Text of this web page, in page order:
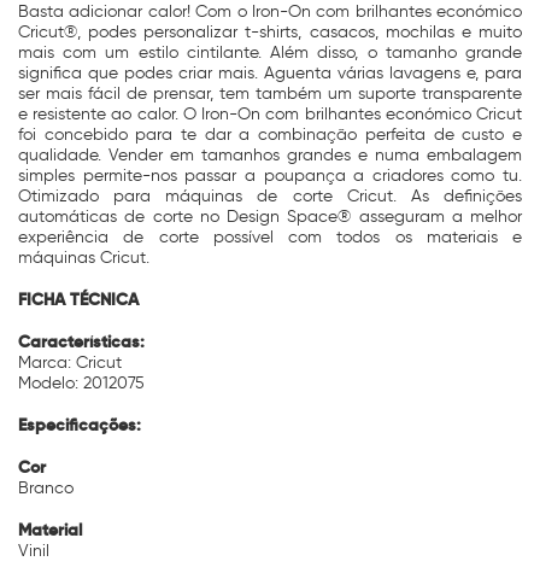
Basta adicionar calor! Com o Iron-On com brilhantes económico
Cricut®, podes personalizar t-shirts, casacos, mochilas e muito
mais com um estilo cintilante. Além disso, o tamanho grande
significa que podes criar mais. Aguenta várias lavagens e, para
ser mais fácil de prensar, tem também um suporte transparente
e resistente ao calor. O Iron-On com brilhantes económico Cricut
foi concebido para te dar a combinação perfeita de custo e
qualidade. Vender em tamanhos grandes e numa embalagem
simples permite-nos passar a poupança a criadores como tu.
Otimizado para máquinas de corte Cricut. As definições
automáticas de corte no Design Space® asseguram a melhor
experiência de corte possível com todos os materiais e
máquinas Cricut.
FICHA TÉCNICA
Características:
Marca: Cricut
Modelo: 2012075
Especificações:
Cor
Branco
Material
Vinil